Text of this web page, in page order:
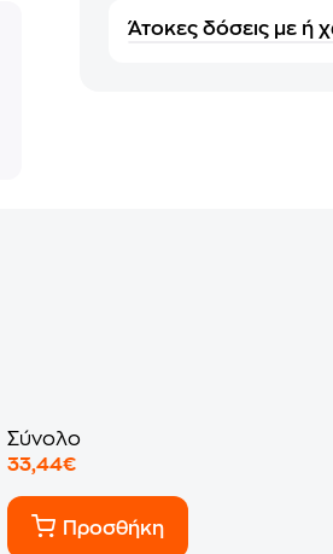
Άτοκες δόσεις με ή
Σύνολο
33,44€
Προσθήκη